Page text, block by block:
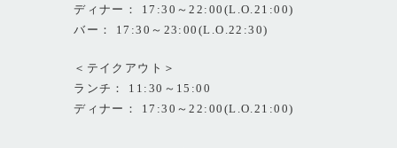
ディナー： 17:30～22:00(L.O.21:00)
バー： 17:30～23:00(L.O.22:30)
＜テイクアウト＞
ランチ： 11:30～15:00
ディナー： 17:30～22:00(L.O.21:00)